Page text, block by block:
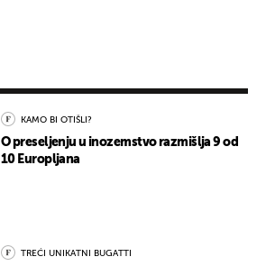
KAMO BI OTIŠLI?
O preseljenju u inozemstvo razmišlja 9 od
10 Europljana
TREĆI UNIKATNI BUGATTI